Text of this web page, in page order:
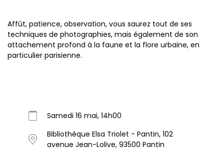
Affût, patience, observation, vous saurez tout de ses
techniques de photographies, mais également de son
attachement profond à la faune et la flore urbaine, en
particulier parisienne.
Samedi 16 mai, 14h00
Bibliothèque Elsa Triolet - Pantin, 102
avenue Jean-Lolive, 93500 Pantin